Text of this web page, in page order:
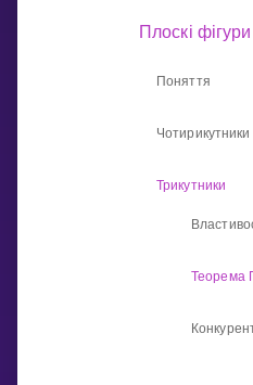
Select curriculumПлоскі фігури
Поняття
Чотирикутники
Трикутники
Теорема